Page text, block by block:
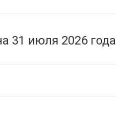
31 июля 2026 года